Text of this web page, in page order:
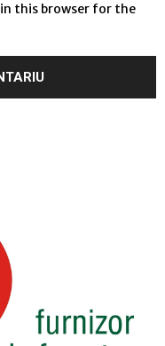
in this browser for the